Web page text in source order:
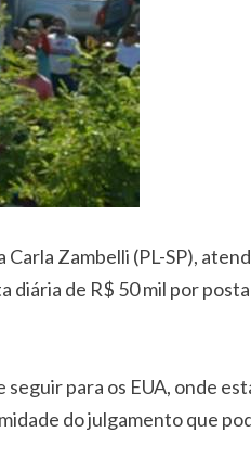
Zambelli (PL-SP),
diária de R$ 50 mil por
para os EUA, onde
do julgamento que